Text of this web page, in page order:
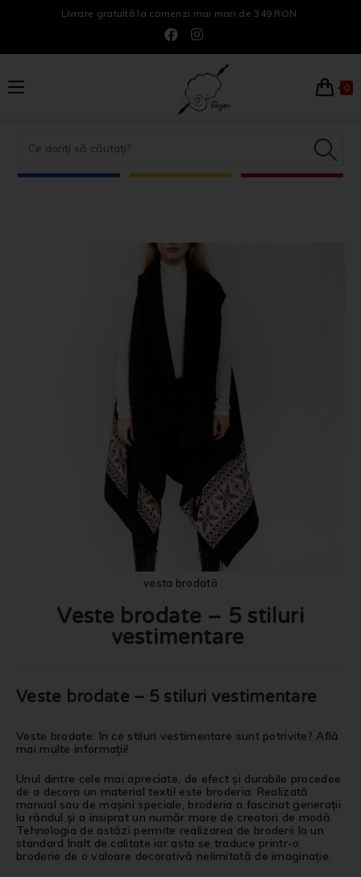
Livrare gratuită la comenzi mai mari de 349 RON.
0
vesta brodată
Veste brodate – 5 stiluri
vestimentare
Veste brodate – 5 stiluri vestimentare
Veste brodate: în ce stiluri vestimentare sunt potrivite? Află
mai multe informații!
Unul dintre cele mai apreciate, de efect și durabile procedee
de a decora un material textil este broderia. Realizată
manual sau de mașini speciale, broderia a fascinat generații
la răndul și a insiprat un număr mare de creatori de modă.
Tehnologia de astăzi permite realizarea de broderii la un
standard înalt de calitate iar asta se traduce printr-o
broderie de o valoare decorativă nelimitată de imaginație.